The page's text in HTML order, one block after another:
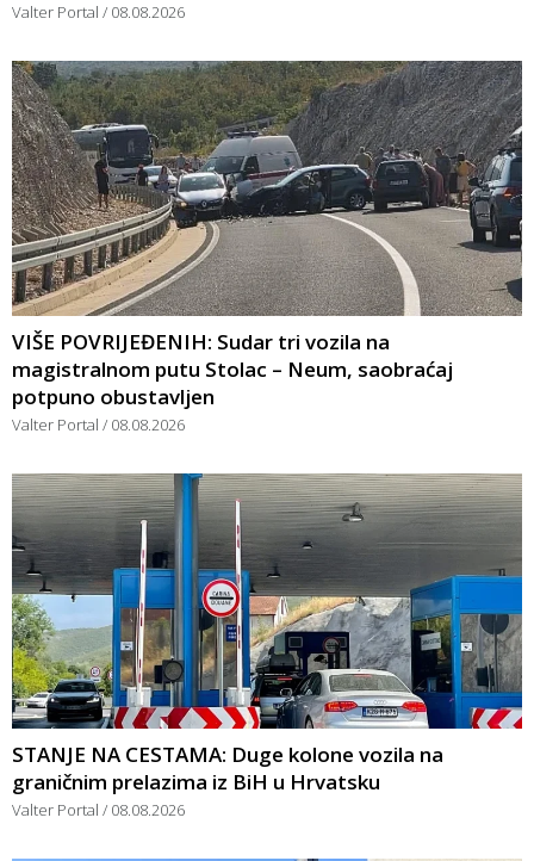
Valter Portal 08.08.2026
VIŠE POVRIJEĐENIH: Sudar tri vozila na
magistralnom putu Stolac – Neum, saobraćaj
potpuno obustavljen
Valter Portal 08.08.2026
STANJE NA CESTAMA: Duge kolone vozila na
graničnim prelazima iz BiH u Hrvatsku
Valter Portal 08.08.2026